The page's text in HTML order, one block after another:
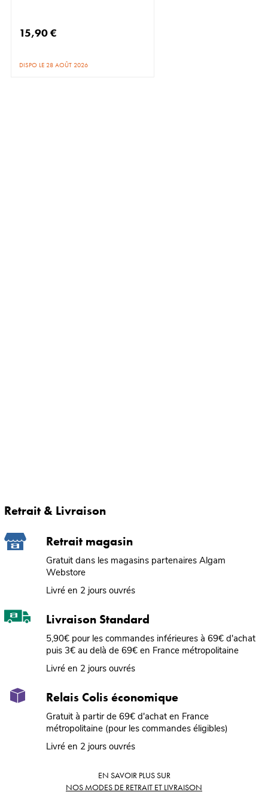
15,90 €
DISPO LE 28 AOÛT 2026
Retrait & Livraison
Retrait magasin
Gratuit dans les magasins partenaires Algam
Webstore
Livré en 2 jours ouvrés
Livraison Standard
5,90€ pour les commandes inférieures à 69€ d'achat
puis 3€ au delà de 69€ en France métropolitaine
Livré en 2 jours ouvrés
Relais Colis économique
Gratuit à partir de 69€ d'achat en France
métropolitaine (pour les commandes éligibles)
Livré en 2 jours ouvrés
EN SAVOIR PLUS SUR
NOS MODES DE RETRAIT ET LIVRAISON